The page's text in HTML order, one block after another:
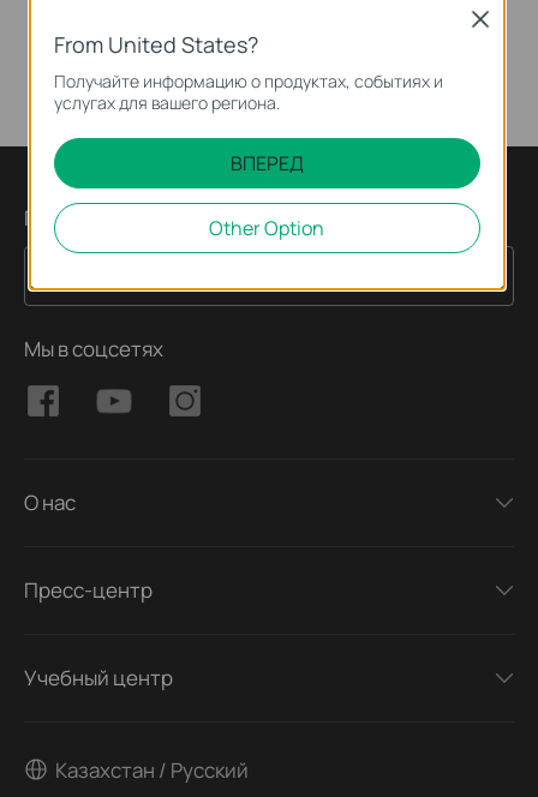
Подпишитесь на рассылку
Мы в соцсетях
О нас
Пресс-центр
Учебный центр
Казахстан / Русский
From United States?
Получайте информацию о продуктах, событиях и
услугах для вашего региона.
ВПЕРЕД
Other Option
Close